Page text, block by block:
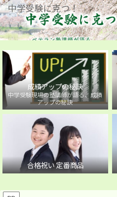
中学受験に克つ！
成績アップの秘訣
中学受験現場の塾講師が語る、成績
アップの秘訣
合格祝い 定番商品